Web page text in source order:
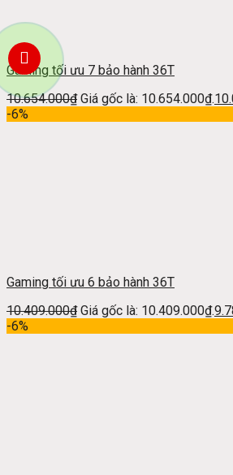
Gaming tối ưu 7 bảo hành 36T
10.654.000₫ Giá gốc là: 10.654.000₫.
-6%
Gaming tối ưu 6 bảo hành 36T
10.409.000₫ Giá gốc là: 10.409.000₫.
-6%